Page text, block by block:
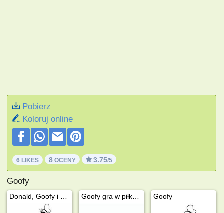
Pobierz
Koloruj online
6 LIKES 8 OCENY 3.75/5
Goofy
Goofy